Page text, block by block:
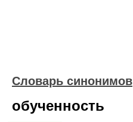
Словарь синонимов
обученность